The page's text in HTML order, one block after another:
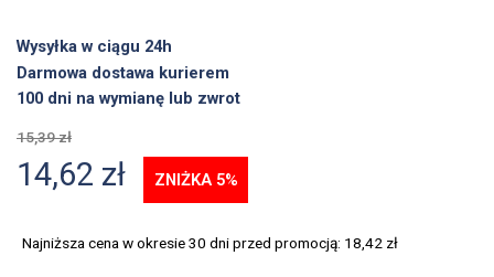
Wysyłka w ciągu 24h
Darmowa dostawa kurierem
100 dni na wymianę lub zwrot
15,39 zł
14,62 zł ZNIŻKA 5%
Najniższa cena w okresie 30 dni przed promocją: 18,42 zł